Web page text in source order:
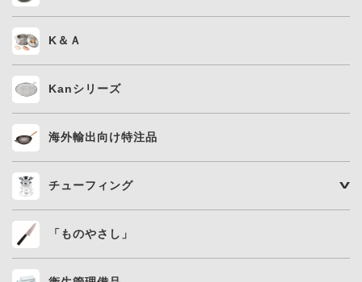
K＆Ａ
Kanシリーズ
海外輸出向け特注品
チューフィング
「ものやさし」